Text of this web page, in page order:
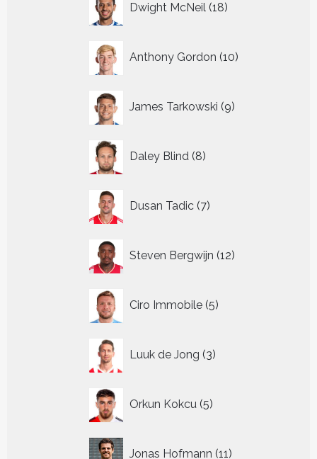
Dwight McNeil 18
producten
Anthony Gordon 10
producten
James Tarkowski 9
producten
Daley Blind 8
producten
Dusan Tadic 7
producten
Steven Bergwijn 12
producten
Ciro Immobile 5
producten
Luuk de Jong 3
producten
Orkun Kokcu 5
producten
Jonas Hofmann 11